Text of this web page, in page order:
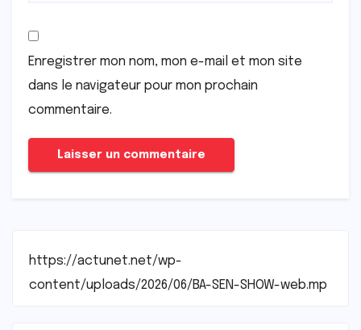
Enregistrer mon nom, mon e-mail et mon site
dans le navigateur pour mon prochain
commentaire.
https://actunet.net/wp-
content/uploads/2026/06/BA-SEN-SHOW-web.mp